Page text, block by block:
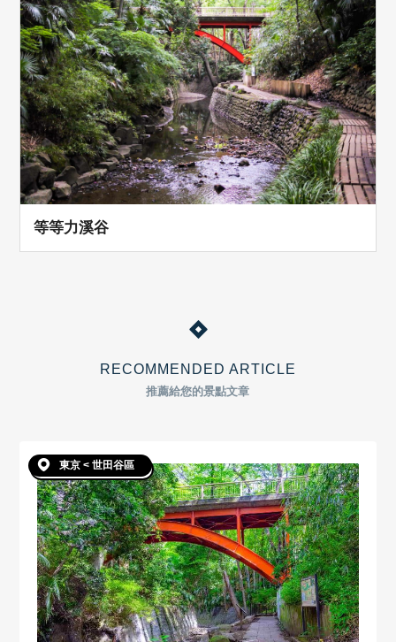
等等力溪谷
RECOMMENDED ARTICLE
推薦給您的景點文章
東京 < 世田谷區